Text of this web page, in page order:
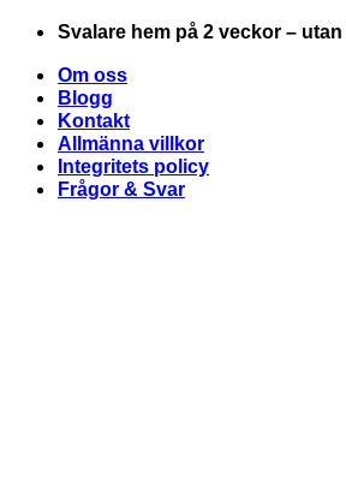
Skip
content
Svalare hem på 2 veckor –
Om oss
Blogg
Kontakt
Allmänna villkor
Integritets policy
Frågor & Svar